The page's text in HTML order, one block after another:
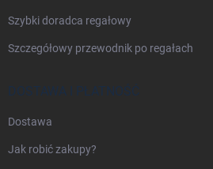
Szybki doradca regałowy
Szczegółowy przewodnik po regałach
DOSTAWA I PŁATNOŚĆ
Dostawa
Jak robić zakupy?